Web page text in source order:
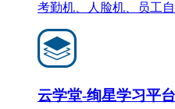
考勤机、人脸机、员工
云学堂-绚星学习平台